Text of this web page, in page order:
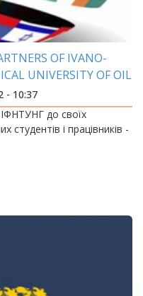
OF IVANO-
UNIVERSITY OF OIL
- 10:37
до своїх
студентів і працівників -